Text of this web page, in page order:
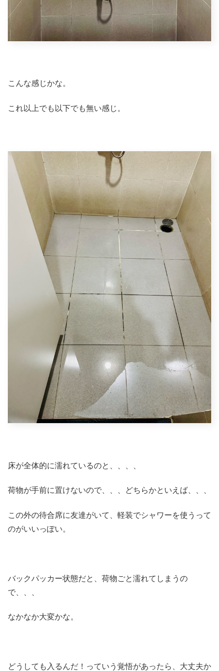
こんな感じかな。
これ以上でも以下でも無い感じ。
床が全体的に濡れているのと、、、、
荷物が手前に置けないので、、、どちらかといえば、、、
この外の待合席に友達がいて、軽装でシャワーを使うって
のがいいっぽい。
バックパッカー状態だと、荷物ごと濡れてしまうの
で、、、
なかなか大変かな。
どうしても入るんだ！っていう覚悟があったら、大丈夫か